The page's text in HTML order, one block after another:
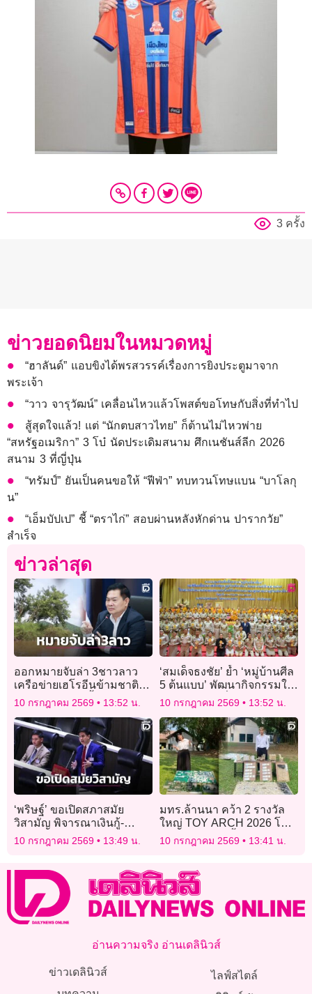
3 ครั้ง
ข่าวยอดนิยมในหมวดหมู่
“ฮาลันด์” แอบขิงได้พรสวรรค์เรื่องการยิงประตูมาจาก
พระเจ้า
“วาว จารุวัฒน์” เคลื่อนไหวแล้วโพสต์ขอโทษกับสิ่งที่ทำไป
สู้สุดใจแล้ว! แต่ “นักตบสาวไทย” ก็ต้านไม่ไหวพ่าย
“สหรัฐอเมริกา” 3 โบ๋ นัดประเดิมสนาม ศึกเนชันส์ลีก 2026
สนาม 3 ที่ญี่ปุ่น
“ทรัมป์” ยันเป็นคนขอให้ “ฟีฟ่า” ทบทวนโทษแบน “บาโลกุ
น”
“เอ็มบัปเป” ชี้ “ตราไก่” สอบผ่านหลังหักด่าน ปารากวัย”
สำเร็จ
ข่าวล่าสุด
ออกหมายจับล่า 3ชาวลาว
เครือข่ายเฮโรอีนข้ามชาติ
ลวง ‘แอร์มีนา’ หิ้วข้ามทวีป
10 กรกฎาคม 2569 13:52 น.
‘สมเด็จธงชัย’ ย้ำ ‘หมู่บ้านศีล
5 ต้นแบบ’ พัฒนากิจกรรมให้
เกิดความต่อเนื่อง
10 กรกฎาคม 2569 13:52 น.
‘พริษฐ์’ ขอเปิดสภาสมัย
วิสามัญ พิจารณาเงินกู้-
กฎหมายอากาศสะอาด
10 กรกฎาคม 2569 13:49 น.
มทร.ล้านนา คว้า 2 รางวัล
ใหญ่ TOY ARCH 2026 โชว์
ไอเดียสถาปัตย์ฟื้นป่า-สร้าง
เมืองสีเขียว
10 กรกฎาคม 2569 13:41 น.
อ่านความจริง อ่านเดลินิวส์
ข่าวเดลินิวส์
ไลฟ์สไตล์